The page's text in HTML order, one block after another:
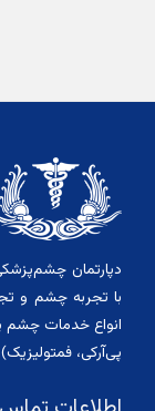
دپارتمان
با تجربه چشم و
انواع خدمات چشم
پی‌آرکی،